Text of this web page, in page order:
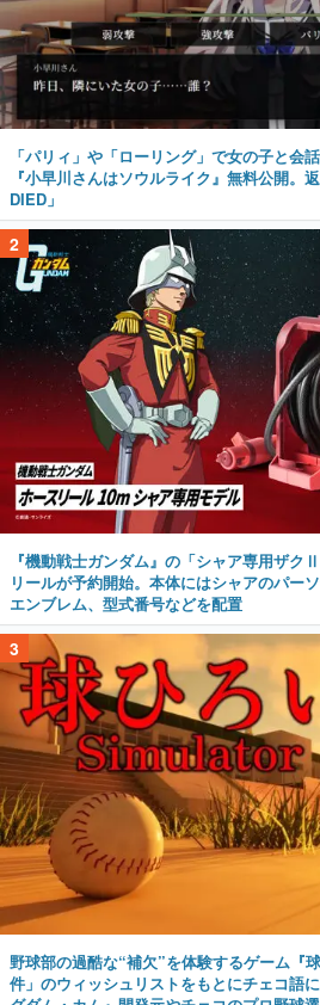
「パリィ」や「ローリング」で女の子と会
『小早川さんはソウルライク』無料公開。
DIED」
2
『機動戦士ガンダム』の「シャア専用ザ
リールが予約開始。本体にはシャアのパー
エンブレム、型式番号などを配置
3
野球部の過酷な“補欠”を体験するゲーム『
件」のウィッシュリストをもとにチェコ語